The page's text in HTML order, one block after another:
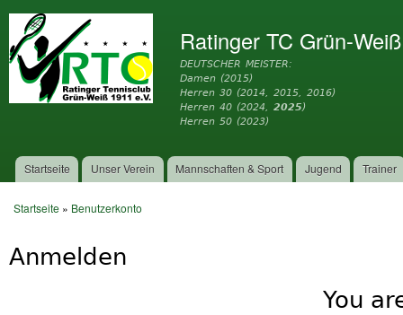
Ratinger TC Grün-
DEUTSCHER MEISTER:
Damen (2015)
Herren 30 (2014, 2015, 2016)
Herren 40 (2024,2025)
Herren 50 (2023)
Hauptmenü
Startseite Unser Verein Mannschaften & Sport Jugend Trainer
Startseite » Benutzerkonto
Anmelden
You